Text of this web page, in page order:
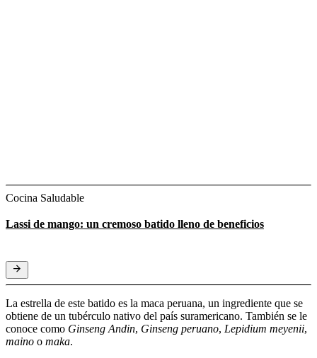
Cocina Saludable
Lassi de mango: un cremoso batido lleno de beneficios
La estrella de este batido es la maca peruana, un ingrediente que se
obtiene de un tubérculo nativo del país suramericano. También se le
conoce como Ginseng Andin, Ginseng peruano, Lepidium meyenii,
maino o maka.